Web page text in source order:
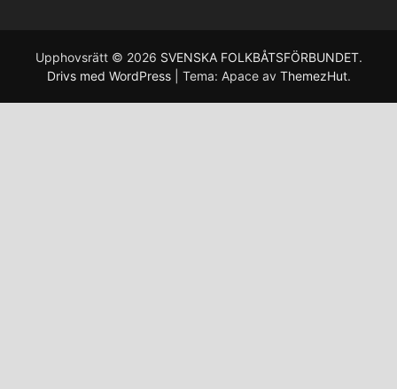
Upphovsrätt © 2026 SVENSKA FOLKBÅTSFÖRBUNDET.
Drivs med WordPress
Tema: Apace av ThemezHut.